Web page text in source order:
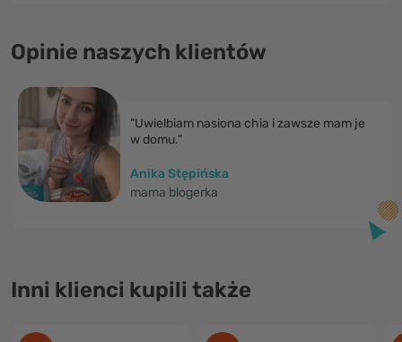
Opinie naszych klientów
"Uwielbiam nasiona chia i zawsze mam je
w domu."
Anika Stępińska
mama blogerka
Inni klienci kupili także